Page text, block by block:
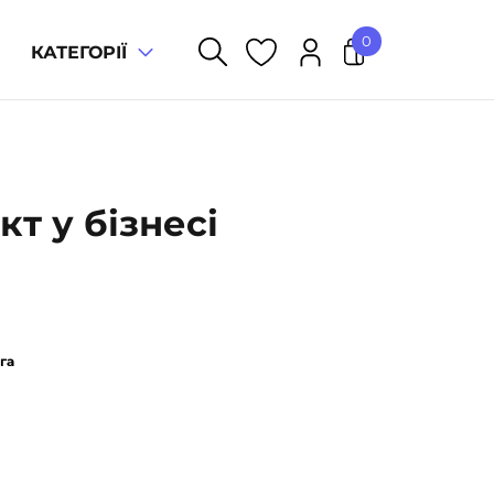
КАТЕГОРІЇ
0
У кошику немає товарів.
у бізнесі